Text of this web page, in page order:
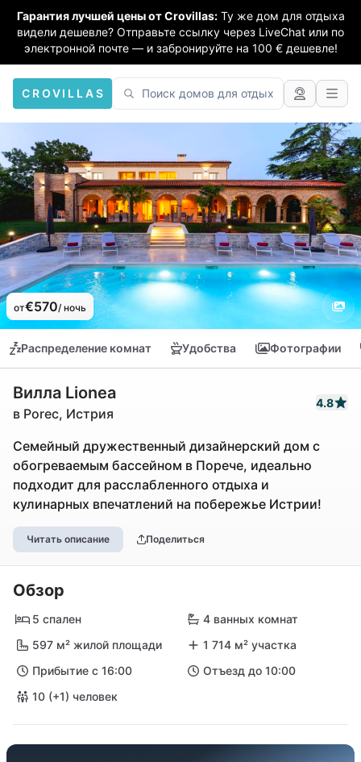
Гарантия лучшей цены от Crovillas: Ту же дом для отдыха
видели дешевле? Отправьте ссылку через LiveChat или по
электронной почте — и забронируйте на 100 € дешевле!
CROVILLAS
от€570/ ночь
Распределение комнат Удобства Фотографии
Вилла Lionea
в Porec, Истрия
4.8
Семейный дружественный дизайнерский дом с
обогреваемым бассейном в Порече, идеально
подходит для расслабленного отдыха и
кулинарных впечатлений на побережье Истрии!
Читать описание Поделиться
Обзор
5 спален
4 ванных комнат
597 м² жилой площади
1 714 м² участка
Прибытие с 16:00
Отъезд до 10:00
10 (+1) человек